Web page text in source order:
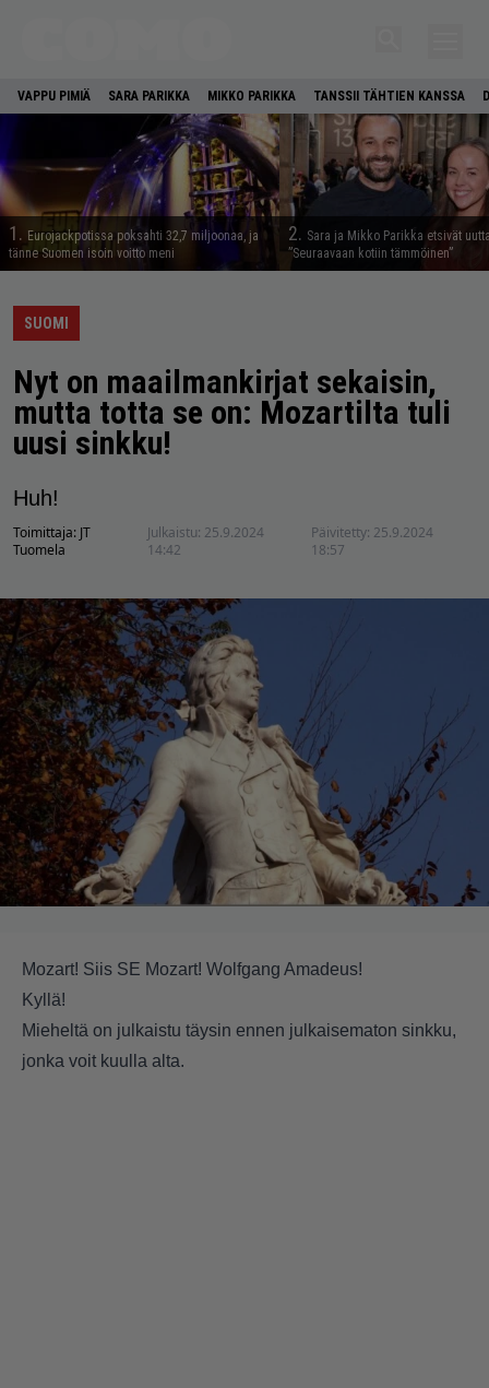
VAPPU PIMIÄ SARA PARIKKA MIKKO PARIKKA TANSSII TÄHTIEN KANSSA
1. Eurojackpotissa poksahti 32,7 miljoonaa, ja
tänne Suomen isoin voitto meni
2. Sara ja Mikko Parikka etsivät
”Seuraavaan kotiin tämmöinen”
SUOMI
Nyt on maailmankirjat sekaisin,
mutta totta se on: Mozartilta tuli
uusi sinkku!
Huh!
Toimittaja: JT
Tuomela
Julkaistu: 25.9.2024
14:42
Päivitetty: 25.9.2024
18:57
Mozart! Siis SE Mozart! Wolfgang Amadeus!
Kyllä!
Mieheltä on julkaistu täysin ennen julkaisematon sinkku,
jonka voit kuulla alta.